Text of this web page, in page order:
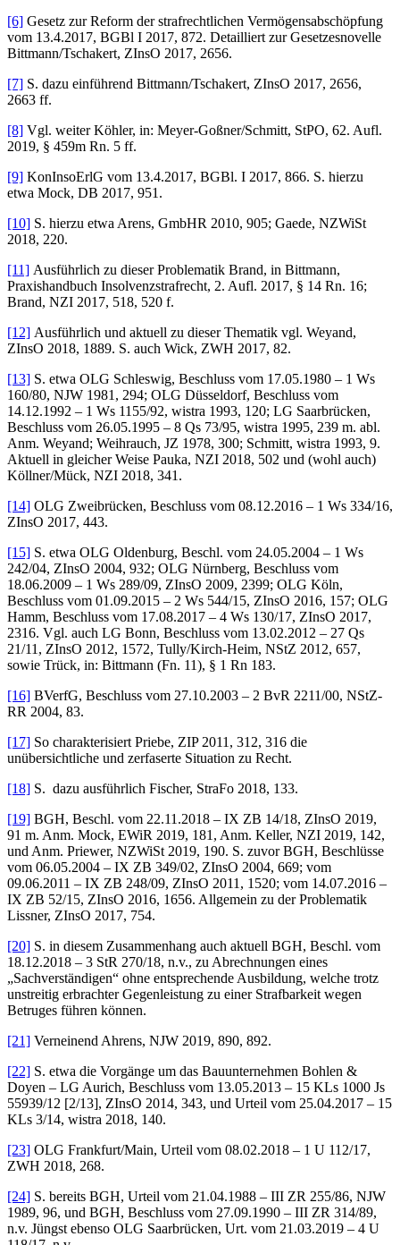
[6] Gesetz zur Reform der strafrechtlichen Vermögensabschöpfung
vom 13.4.2017, BGBl I 2017, 872. Detailliert zur Gesetzesnovelle
Bittmann/Tschakert, ZInsO 2017, 2656.
[7] S. dazu einführend Bittmann/Tschakert, ZInsO 2017, 2656,
2663 ff.
[8] Vgl. weiter Köhler, in: Meyer-Goßner/Schmitt, StPO, 62. Aufl.
2019, § 459m Rn. 5 ff.
[9] KonInsoErlG vom 13.4.2017, BGBl. I 2017, 866. S. hierzu
etwa Mock, DB 2017, 951.
[10] S. hierzu etwa Arens, GmbHR 2010, 905; Gaede, NZWiSt
2018, 220.
[11] Ausführlich zu dieser Problematik Brand, in Bittmann,
Praxishandbuch Insolvenzstrafrecht, 2. Aufl. 2017, § 14 Rn. 16;
Brand, NZI 2017, 518, 520 f.
[12] Ausführlich und aktuell zu dieser Thematik vgl. Weyand,
ZInsO 2018, 1889. S. auch Wick, ZWH 2017, 82.
[13] S. etwa OLG Schleswig, Beschluss vom 17.05.1980 – 1 Ws
160/80, NJW 1981, 294; OLG Düsseldorf, Beschluss vom
14.12.1992 – 1 Ws 1155/92, wistra 1993, 120; LG Saarbrücken,
Beschluss vom 26.05.1995 – 8 Qs 73/95, wistra 1995, 239 m. abl.
Anm. Weyand; Weihrauch, JZ 1978, 300; Schmitt, wistra 1993, 9.
Aktuell in gleicher Weise Pauka, NZI 2018, 502 und (wohl auch)
Köllner/Mück, NZI 2018, 341.
[14] OLG Zweibrücken, Beschluss vom 08.12.2016 – 1 Ws 334/16,
ZInsO 2017, 443.
[15] S. etwa OLG Oldenburg, Beschl. vom 24.05.2004 – 1 Ws
242/04, ZInsO 2004, 932; OLG Nürnberg, Beschluss vom
18.06.2009 – 1 Ws 289/09, ZInsO 2009, 2399; OLG Köln,
Beschluss vom 01.09.2015 – 2 Ws 544/15, ZInsO 2016, 157; OLG
Hamm, Beschluss vom 17.08.2017 – 4 Ws 130/17, ZInsO 2017,
2316. Vgl. auch LG Bonn, Beschluss vom 13.02.2012 – 27 Qs
21/11, ZInsO 2012, 1572, Tully/Kirch-Heim, NStZ 2012, 657,
sowie Trück, in: Bittmann (Fn. 11), § 1 Rn 183.
[16] BVerfG, Beschluss vom 27.10.2003 – 2 BvR 2211/00, NStZ-
RR 2004, 83.
[17] So charakterisiert Priebe, ZIP 2011, 312, 316 die
unübersichtliche und zerfaserte Situation zu Recht.
[18] S. dazu ausführlich Fischer, StraFo 2018, 133.
[19] BGH, Beschl. vom 22.11.2018 – IX ZB 14/18, ZInsO 2019,
91 m. Anm. Mock, EWiR 2019, 181, Anm. Keller, NZI 2019, 142,
und Anm. Priewer, NZWiSt 2019, 190. S. zuvor BGH, Beschlüsse
vom 06.05.2004 – IX ZB 349/02, ZInsO 2004, 669; vom
09.06.2011 – IX ZB 248/09, ZInsO 2011, 1520; vom 14.07.2016 –
IX ZB 52/15, ZInsO 2016, 1656. Allgemein zu der Problematik
Lissner, ZInsO 2017, 754.
[20] S. in diesem Zusammenhang auch aktuell BGH, Beschl. vom
18.12.2018 – 3 StR 270/18, n.v., zu Abrechnungen eines
„Sachverständigen“ ohne entsprechende Ausbildung, welche trotz
unstreitig erbrachter Gegenleistung zu einer Strafbarkeit wegen
Betruges führen können.
[21] Verneinend Ahrens, NJW 2019, 890, 892.
[22] S. etwa die Vorgänge um das Bauunternehmen Bohlen &
Doyen – LG Aurich, Beschluss vom 13.05.2013 – 15 KLs 1000 Js
55939/12 [2/13], ZInsO 2014, 343, und Urteil vom 25.04.2017 – 15
KLs 3/14, wistra 2018, 140.
[23] OLG Frankfurt/Main, Urteil vom 08.02.2018 – 1 U 112/17,
ZWH 2018, 268.
[24] S. bereits BGH, Urteil vom 21.04.1988 – III ZR 255/86, NJW
1989, 96, und BGH, Beschluss vom 27.09.1990 – III ZR 314/89,
n.v. Jüngst ebenso OLG Saarbrücken, Urt. vom 21.03.2019 – 4 U